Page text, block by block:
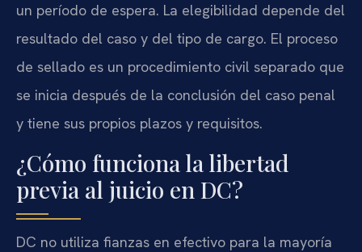
un período de espera. La elegibilidad depende del
resultado del caso y del tipo de cargo. El proceso
de sellado es un procedimiento civil separado que
se inicia después de la conclusión del caso penal
y tiene sus propios plazos y requisitos.
¿Cómo funciona la libertad
previa al juicio en DC?
DC no utiliza fianzas en efectivo para la mayoría